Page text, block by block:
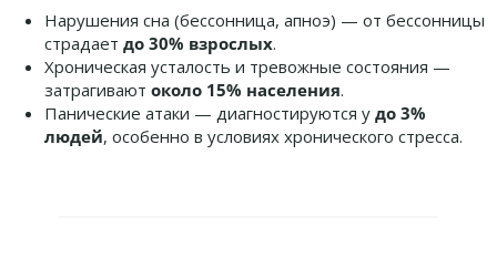
Нарушения сна (бессонница, апноэ) — от бессонницы
страдает до 30% взрослых.
Хроническая усталость и тревожные состояния —
затрагивают около 15% населения.
Панические атаки — диагностируются у до 3%
людей, особенно в условиях хронического стресса.